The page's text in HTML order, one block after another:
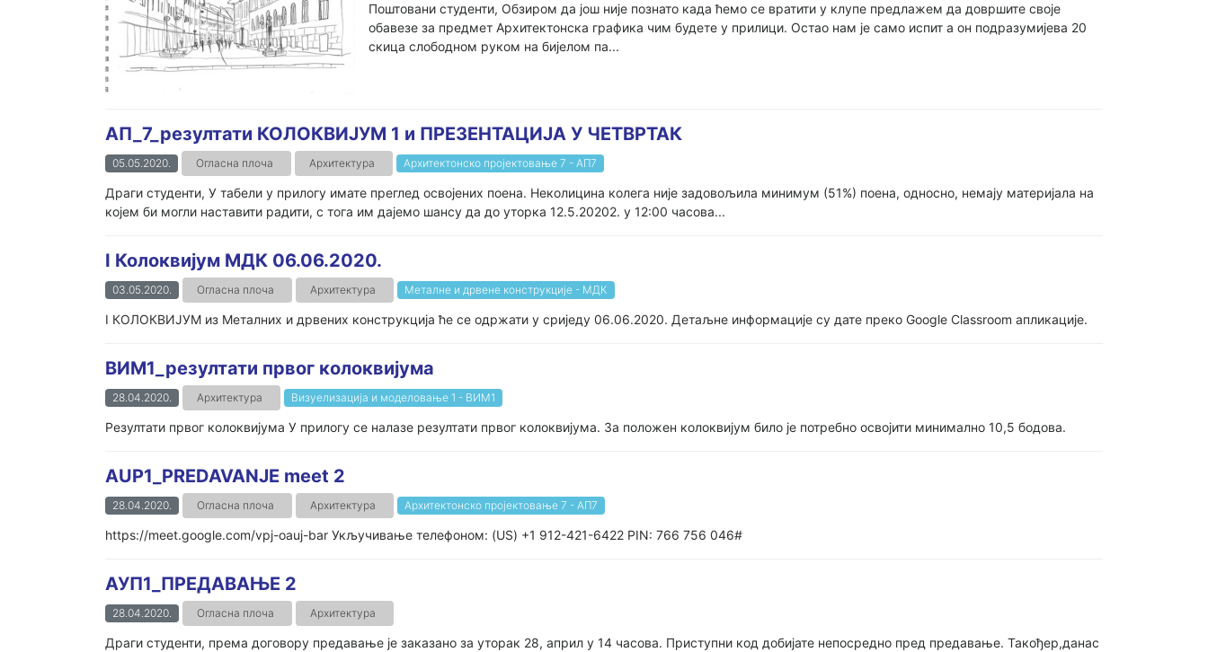
Поштовани студенти, Обзиром да још није познато када ћемо се вратити у клупе предлажем да довршите своје
обавезе за предмет Архитектонска графика чим будете у прилици. Остао нам је само испит а он подразумијева 20
скица слободном руком на бијелом па...
АП_7_резултати КОЛОКВИЈУМ 1 и ПРЕЗЕНТАЦИЈА У ЧЕТВРТАК
05.05.2020. Огласна плоча Архитектура Архитектонско пројектовање 7 - АП7
Драги студенти, У табели у прилогу имате преглед освојених поена. Неколицина колега није задовољила минимум (51%) поена, односно, немају материјала на
којем би могли наставити радити, с тога им дајемо шансу да до уторка 12.5.20202. у 12:00 часова...
I Колоквијум МДК 06.06.2020.
03.05.2020. Огласна плоча Архитектура Металне и дрвене конструкције - МДК
I КОЛОКВИЈУМ из Металних и дрвених конструкција ће се одржати у сриједу 06.06.2020. Детаљне информације су дате преко Google Classroom апликације.
ВИМ1_резултати првог колоквијума
28.04.2020. Архитектура Визуелизација и моделовање 1 - ВИМ1
Резултати првог колоквијума У прилогу се налазе резултати првог колоквијума. За положен колоквијум било је потребно освојити минимално 10,5 бодова.
AUP1_PREDAVANJE meet 2
28.04.2020. Огласна плоча Архитектура Архитектонско пројектовање 7 - АП7
https://meet.google.com/vpj-oauj-bar Укључивање телефоном: (US) +1 912-421-6422 PIN: 766 756 046#
АУП1_ПРЕДАВАЊЕ 2
28.04.2020. Огласна плоча Архитектура
Драги студенти, према договору предавање је заказано за уторак 28, април у 14 часова. Приступни код добијате непосредно пред предавање. Такођер,данас